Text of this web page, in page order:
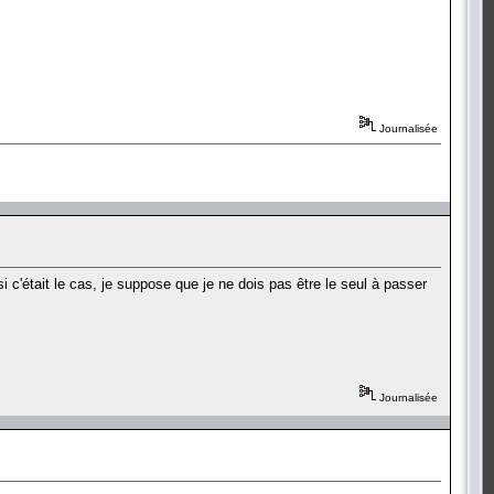
Journalisée
c'était le cas, je suppose que je ne dois pas être le seul à passer
Journalisée